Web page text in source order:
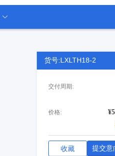
货号:LXLTH18-2
交付周期:
价格:
收藏 提交意